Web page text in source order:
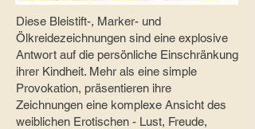
colored pencil, 29.7x42
cm, 1981 (c)
SAMMLUNG VERBUND
Diese Bleistift-, Marker- und
Ölkreidezeichnungen sind eine explosive
Antwort auf die persönliche Einschränkung
ihrer Kindheit. Mehr als eine simple
Provokation, präsentieren ihre
Zeichnungen eine komplexe Ansicht des
weiblichen Erotischen - Lust, Freude,